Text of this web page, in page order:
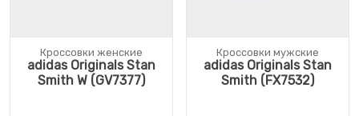
Кроссовки женские
adidas Originals Stan
Smith W (GV7377)
Кроссовки мужские
adidas Originals Stan
Smith (FX7532)